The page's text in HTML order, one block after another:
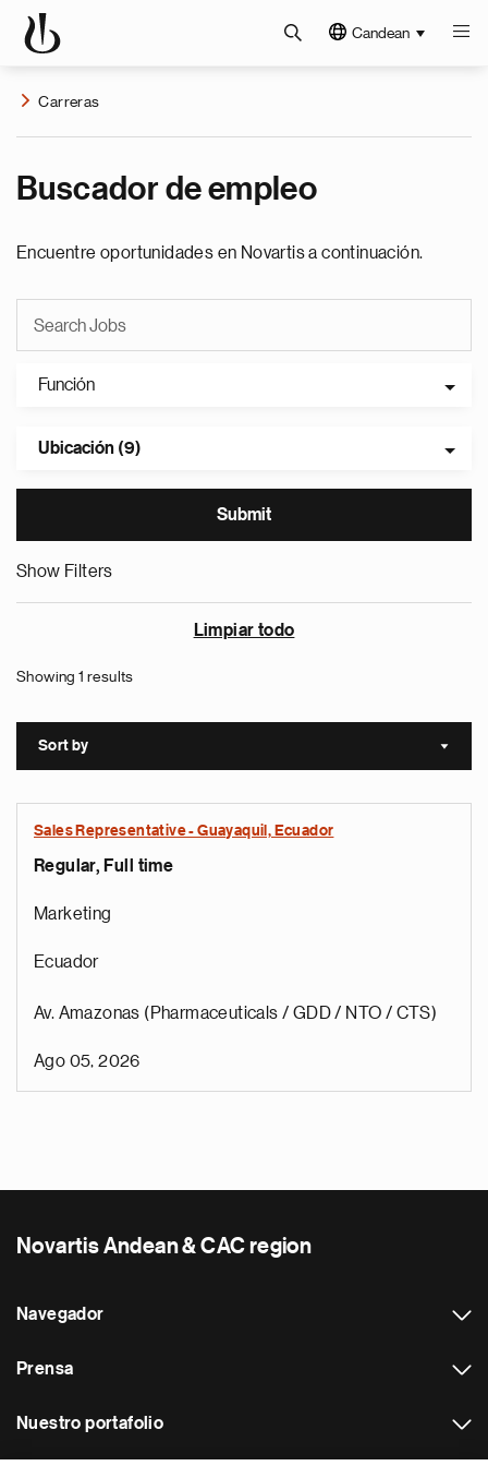
Candean
Carreras
Buscador de empleo
Encuentre oportunidades en Novartis a continuación.
Función
Ubicación (9)
Show Filters
Limpiar todo
Showing 1 results
Sort by Sort
Sales Representative - Guayaquil, Ecuador
Regular, Full time
Marketing
Ecuador
Av. Amazonas (Pharmaceuticals / GDD / NTO / CTS)
Ago 05, 2026
Novartis Andean & CAC region
Navegador
Prensa
Nuestro portafolio